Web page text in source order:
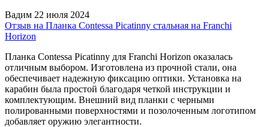
Вадим 22 июля 2024
Отзыв на Планка Contessa Picatinny стальная на Franchi
Horizon
Планка Contessa Picatinny для Franchi Horizon оказалась
отличным выбором. Изготовлена из прочной стали, она
обеспечивает надежную фиксацию оптики. Установка на
карабин была простой благодаря четкой инструкции и
комплектующим. Внешний вид планки с черными
полированными поверхностями и позолоченным логотипом
добавляет оружию элегантности.